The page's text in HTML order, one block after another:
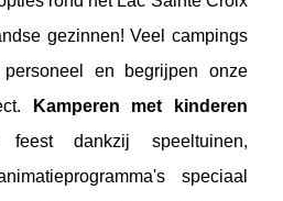
gezinnen! Veel campings
personeel en begrijpen onze
Kamperen met kinderen
dankzij speeltuinen,
speciaal